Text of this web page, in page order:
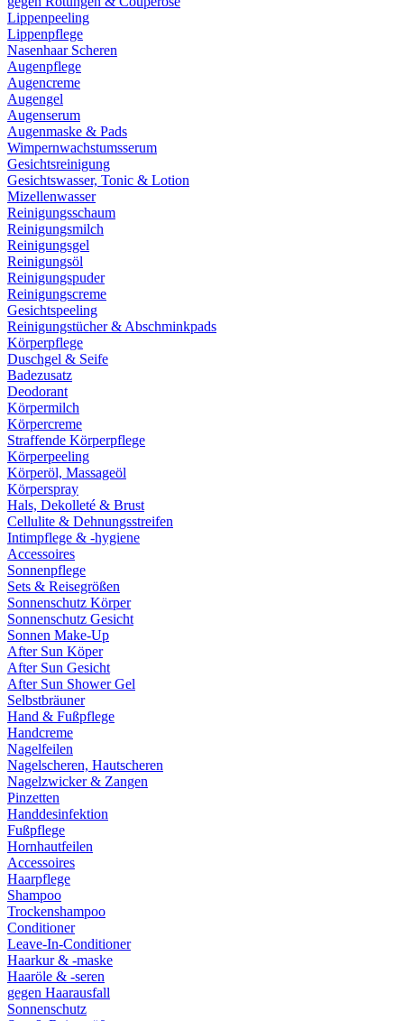
Lippenpeeling
Lippenpflege
Nasenhaar Scheren
Augenpflege
Augencreme
Augengel
Augenserum
Augenmaske & Pads
Wimpernwachstumsserum
Gesichtsreinigung
Gesichtswasser, Tonic & Lotion
Mizellenwasser
Reinigungsschaum
Reinigungsmilch
Reinigungsgel
Reinigungsöl
Reinigungspuder
Reinigungscreme
Gesichtspeeling
Reinigungstücher & Abschminkpads
Körperpflege
Duschgel & Seife
Badezusatz
Deodorant
Körpermilch
Körpercreme
Straffende Körperpflege
Körperpeeling
Körperöl, Massageöl
Körperspray
Hals, Dekolleté & Brust
Cellulite & Dehnungsstreifen
Intimpflege & -hygiene
Accessoires
Sonnenpflege
Sets & Reisegrößen
Sonnenschutz Körper
Sonnenschutz Gesicht
Sonnen Make-Up
After Sun Köper
After Sun Gesicht
After Sun Shower Gel
Selbstbräuner
Hand & Fußpflege
Handcreme
Nagelfeilen
Nagelscheren, Hautscheren
Nagelzwicker & Zangen
Pinzetten
Handdesinfektion
Fußpflege
Hornhautfeilen
Accessoires
Haarpflege
Shampoo
Trockenshampoo
Conditioner
Leave-In-Conditioner
Haarkur & -maske
Haaröle & -seren
gegen Haarausfall
Sonnenschutz